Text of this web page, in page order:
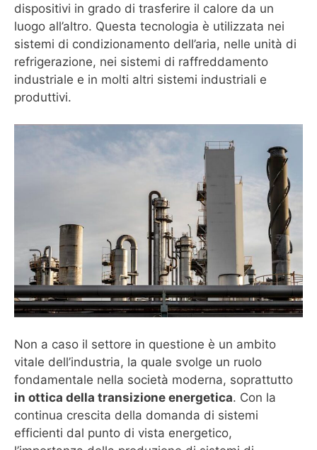
dispositivi in grado di trasferire il calore da un
luogo all’altro. Questa tecnologia è utilizzata nei
sistemi di condizionamento dell’aria, nelle unità di
refrigerazione, nei sistemi di raffreddamento
industriale e in molti altri sistemi industriali e
produttivi.
Non a caso il settore in questione è un ambito
vitale dell’industria, la quale svolge un ruolo
fondamentale nella società moderna, soprattutto
in ottica della transizione energetica. Con la
continua crescita della domanda di sistemi
efficienti dal punto di vista energetico,